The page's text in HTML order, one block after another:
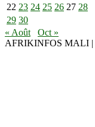
22 23 24 25 26 27 28
29 30
« Août
Oct »
AFRIKINFOS MALI |